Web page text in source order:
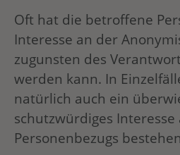
Oft hat die betroffene
Interesse an der
zugunsten des
werden kann. In
natürlich auch ein
schutzwürdiges
Personenbezugs